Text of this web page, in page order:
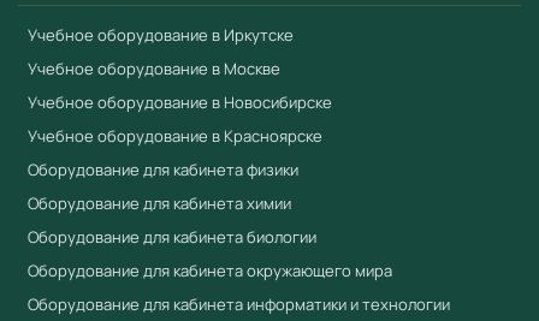
Минпросвещения
Приоритет при госзакупках по 44-ФЗ для продукции
из реестра Минпромторга (ПП РФ № 719, ПП РФ №
616)
Сертификат соответствия ЕАЭС
Полная комплектация с документацией
Гарантия производителя
Работаем по 44-ФЗ и 223-ФЗ — полный пакет
документов для госзакупок
Учебное оборудование в Иркутске
Учебное оборудование в Москве
Учебное оборудование в Новосибирске
Учебное оборудование в Красноярске
Оборудование для кабинета физики
Оборудование для кабинета химии
Оборудование для кабинета биологии
Оборудование для кабинета окружающего мира
Оборудование для кабинета информатики и технологии